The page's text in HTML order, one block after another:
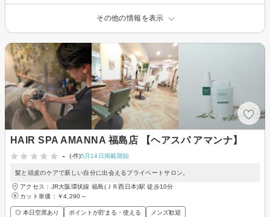
その他の情報を表示
HAIR SPA AMANNA 福島店 【ヘアスパ アマンナ】
-
(-件)5月14日掲載開始
髪と頭皮のケアで新しい自分に出会えるプライベートサロン。
アクセス：JR大阪環状線 福島(ＪＲ西日本)駅 徒歩10分
カット単価： ￥4,290～
◎ 本日空席あり ポイントが貯まる・使える メンズ歓迎